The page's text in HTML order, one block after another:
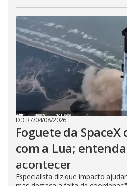
DO R7/04/08/2026
Foguete da
com a Lua;
acontecer
Especialista diz que impacto